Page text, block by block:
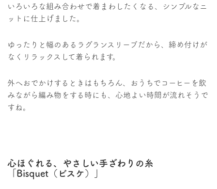
いろいろな組み合わせで着まわしたくなる、シンプルなニ
ットに仕上げました。
ゆったりと幅のあるラグランスリーブだから、締め付けが
なくリラックスして着られます。
外へおでかけするときはもちろん、おうちでコーヒーを飲
みながら編み物をする時にも、心地よい時間が流れそうで
すね。
心ほぐれる、やさしい手ざわりの糸
「Bisquet（ビスケ）」